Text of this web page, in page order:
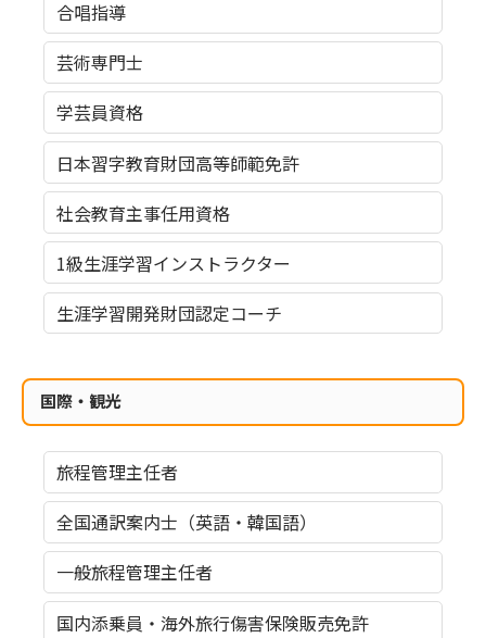
合唱指導
芸術専門士
学芸員資格
日本習字教育財団高等師範免許
社会教育主事任用資格
1級生涯学習インストラクター
生涯学習開発財団認定コーチ
国際・観光
旅程管理主任者
全国通訳案内士（英語・韓国語）
一般旅程管理主任者
国内添乗員・海外旅行傷害保険販売免許